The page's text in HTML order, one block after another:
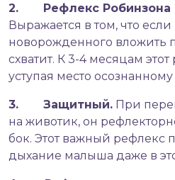
2. Рефлекс Робинзона
Выражается в том, что
новорожденного вложить
схватит. К 3-4 месяцам
уступая место
3. Защитный. При
на животик, он
бок. Этот важный рефлекс
дыхание малыша даже в